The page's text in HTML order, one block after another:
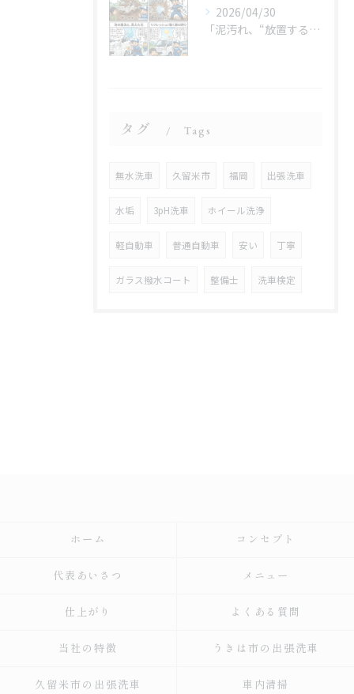
2026/04/30
「泥汚れ、“放置すると最強クラス”です😇」
タグ Tags
無水洗車 久留米市 福岡 出張洗車
水垢 3pH洗車 ホイール洗浄
軽自動車 普通自動車 安い 丁寧
ガラス撥水コート 整備士 洗車検定
ホーム コンセプト
代表あいさつ メニュー
仕上がり よくある質問
当社の特徴 うきは市の出張洗車
久留米市の出張洗車 車内清掃